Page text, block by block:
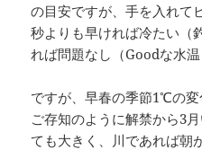
の目安ですが、手を入れて
秒よりも早ければ冷たい（
れば問題なし（Goodな水温
ですが、早春の季節1℃の変
ご存知のように解禁から3
ても大きく、川であれば